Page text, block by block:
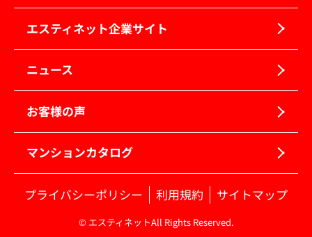
エスティネット企業サイト
ニュース
お客様の声
マンションカタログ
プライバシーポリシー 利用規約 サイトマップ
© エスティネットAll Rights Reserved.